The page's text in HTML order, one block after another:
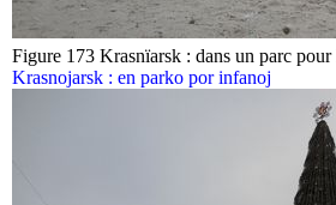
Figure 173 Krasnïarsk : dans un parc pour
Krasnojarsk : en parko por infanoj